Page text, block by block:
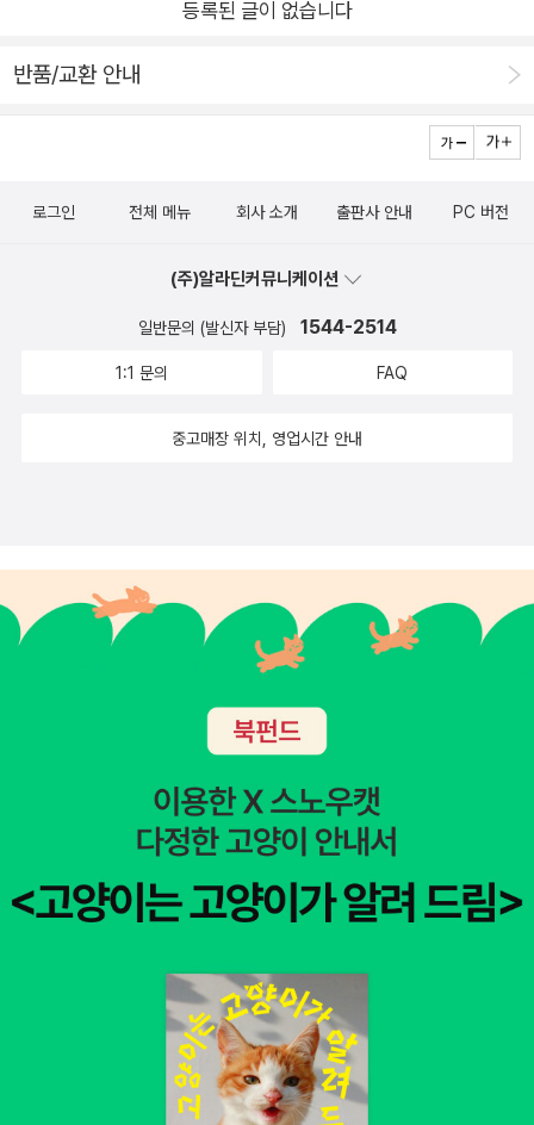
등록된 글이 없습니다
반품/교환 안내
로그인 전체 메뉴 회사 소개 출판사 안내 PC 버전
(주)알라딘커뮤니케이션
일반문의 (발신자 부담) 1544-2514
1:1 문의 FAQ
중고매장 위치, 영업시간 안내